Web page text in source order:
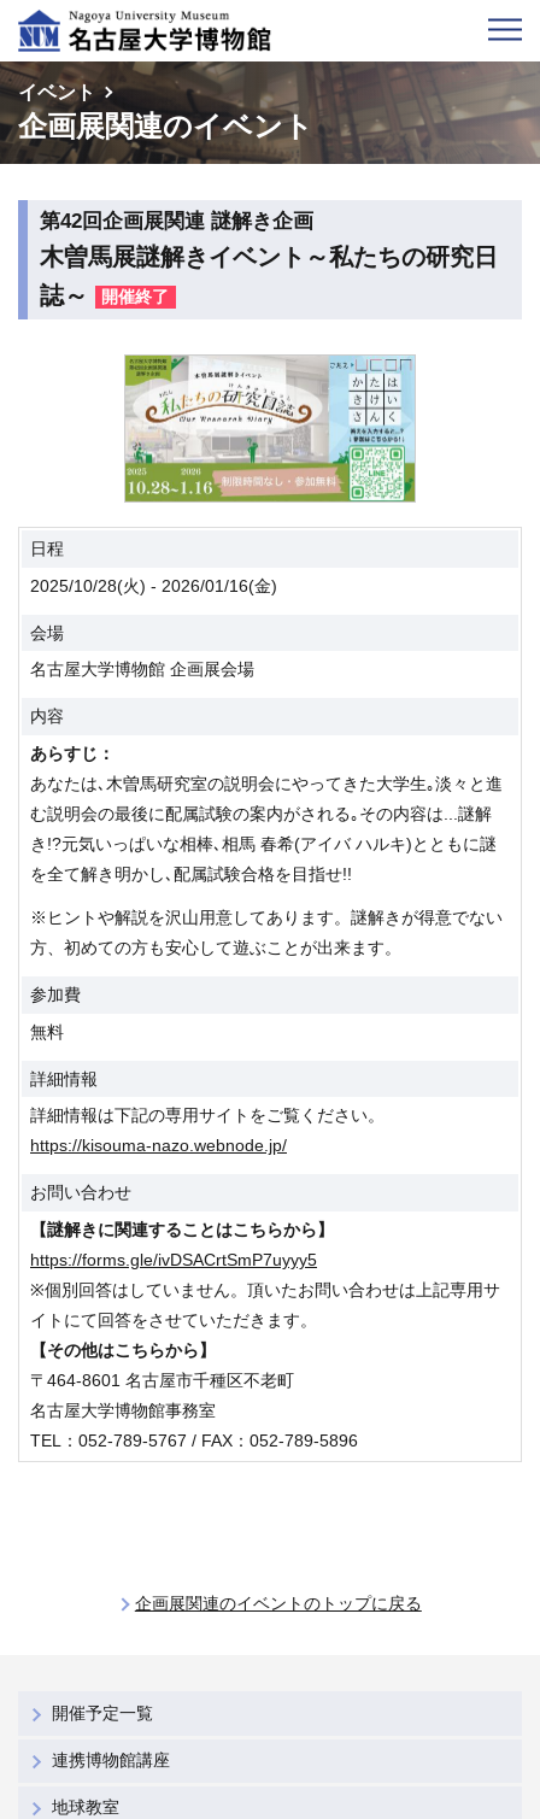
イベント
企画展関連のイベント
第42回企画展関連 謎解き企画
木曽馬展謎解きイベント～私たちの研究日
誌～
日程
2025/10/28(火) - 2026/01/16(金)
会場
名古屋大学博物館 企画展会場
内容
あらすじ：
あなたは､木曽馬研究室の説明会にやってきた大学生｡淡々と進
む説明会の最後に配属試験の案内がされる｡その内容は...謎解
き!?元気いっぱいな相棒､相馬 春希(アイバ ハルキ)とともに謎
を全て解き明かし､配属試験合格を目指せ!!
※ヒントや解説を沢山用意してあります。謎解きが得意でない
方、初めての方も安心して遊ぶことが出来ます。
参加費
無料
詳細情報
詳細情報は下記の専用サイトをご覧ください。
https://kisouma-nazo.webnode.jp/
お問い合わせ
【謎解きに関連することはこちらから】
https://forms.gle/ivDSACrtSmP7uyyy5
※個別回答はしていません。頂いたお問い合わせは上記専用サ
イトにて回答をさせていただきます。
【その他はこちらから】
〒464-8601 名古屋市千種区不老町
名古屋大学博物館事務室
TEL：052-789-5767 / FAX：052-789-5896
企画展関連のイベントのトップに戻る
開催予定一覧
連携博物館講座
地球教室